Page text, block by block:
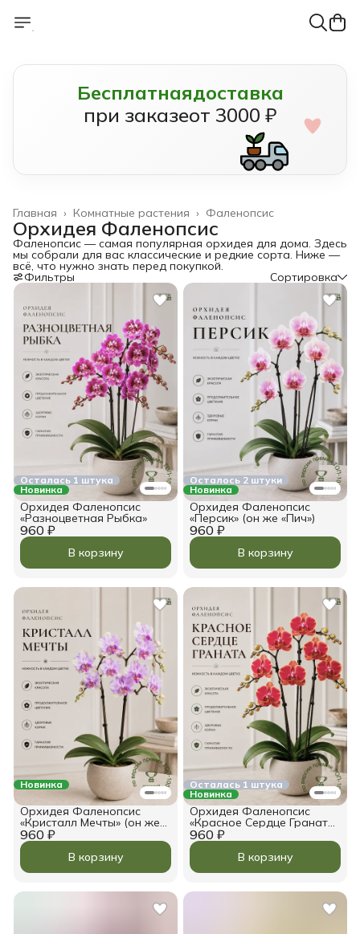
Бесплатнаядоставка
при заказеот 3000 ₽
Фаленопсис
Комнатные растения ›
Главная ›
Орхидея Фаленопсис
Фаленопсис — самая популярная орхидея для дома. Здесь
мы собрали для вас классические и редкие сорта. Ниже —
всё, что нужно знать перед покупкой.
Фильтры Сортировка
Осталась 1 штука
Новинка
960 ₽
Орхидея Фаленопсис
«Разноцветная Рыбка»
В корзину
Осталось 2 штуки
Новинка
960 ₽
Орхидея Фаленопсис
«Персик» (он же «Пич»)
В корзину
Новинка
960 ₽
Орхидея Фаленопсис
«Кристалл Мечты» (он же
«Кристалл»)
В корзину
Осталась 1 штука
Новинка
960 ₽
Орхидея Фаленопсис
«Красное Сердце Граната»
(он же «Гранат»)
В корзину